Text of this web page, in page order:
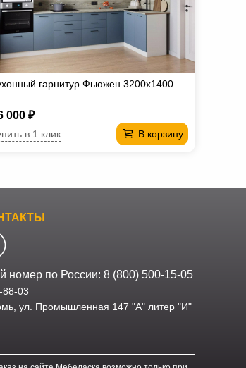
гарнитур Фьюжен 3200х1400
000 ₽
В корзину
в 1 клик
номер по России: 8 (800) 500-15-05
88-03
ул. Промышленная 147 "А" литер "И"